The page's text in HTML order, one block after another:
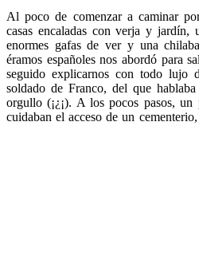
Al poco de comenzar a caminar
casas encaladas con verja y
enormes gafas de ver y una
éramos españoles nos abordó para
seguido explicarnos con todo lujo
soldado de Franco, del que
orgullo (¡¿¡). A los pocos pasos,
cuidaban el acceso de un